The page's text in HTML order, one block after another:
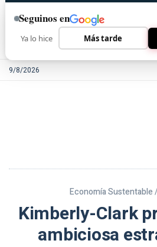
9/8/2026
Economía Sustentable /
Kimberly-Clark
ambiciosa
Seguinos en
Ya lo hice Más tarde